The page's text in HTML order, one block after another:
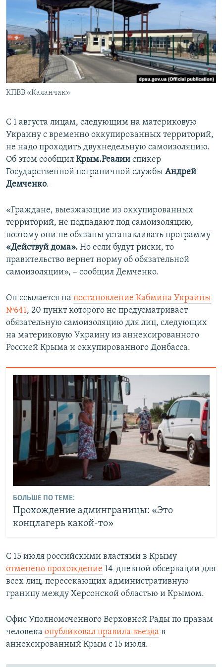
ПОБЕДИТЕЛЕЙ НЕ СУДЯТ?
КРЫМ.НЕПОКОРЕННЫЙ
ELIFBE
УКРАИНСКАЯ ПРОБЛЕМА КРЫМА
ПРИСОЕДИНЯЙТЕСЬ!
Все сайты RFE/RL
КПВВ «Каланчак»
С 1 августа лицам, следующим на материковую
Украину с временно оккупированных территорий,
не надо проходить двухнедельную самоизоляцию.
Об этом сообщил Крым.Реалии спикер
Государственной пограничной службы Андрей
Демченко.
«Граждане, выезжающие из оккупированных
территорий, не подпадают под самоизоляцию,
поэтому они не обязаны устанавливать программу
«Действуй дома». Но если будут риски, то
правительство вернет норму об обязательной
самоизоляции», – сообщил Демченко.
Он ссылается на постановление Кабмина Украины
№641, 20 пункт которого не предусматривает
обязательную самоизоляцию для лиц, следующих
на материковую Украину из аннексированного
Россией Крыма и оккупированного Донбасса.
БОЛЬШЕ ПО ТЕМЕ:
Прохождение админграницы: «Это
концлагерь какой-то»
С 15 июля российскими властями в Крыму
отменено прохождение 14-дневной обсервации для
всех лиц, пересекающих административную
границу между Херсонской областью и Крымом.
Офис Уполномоченного Верховной Рады по правам
человека опубликовал правила въезда в
аннексированный Крым с 15 июля.